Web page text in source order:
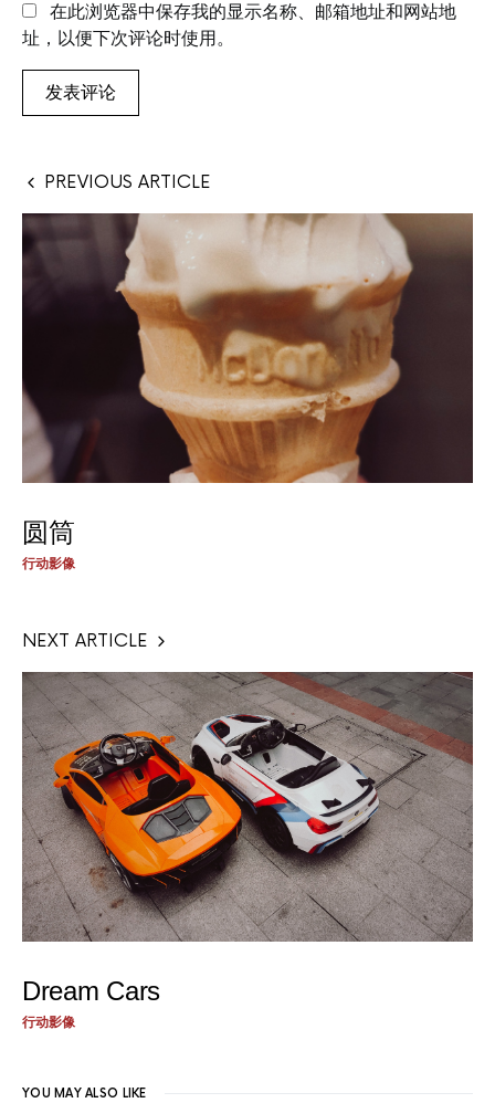
在此浏览器中保存我的显示名称、邮箱地址和网站地
址，以便下次评论时使用。
PREVIOUS ARTICLE
圆筒
行动影像
NEXT ARTICLE
Dream Cars
行动影像
YOU MAY ALSO LIKE